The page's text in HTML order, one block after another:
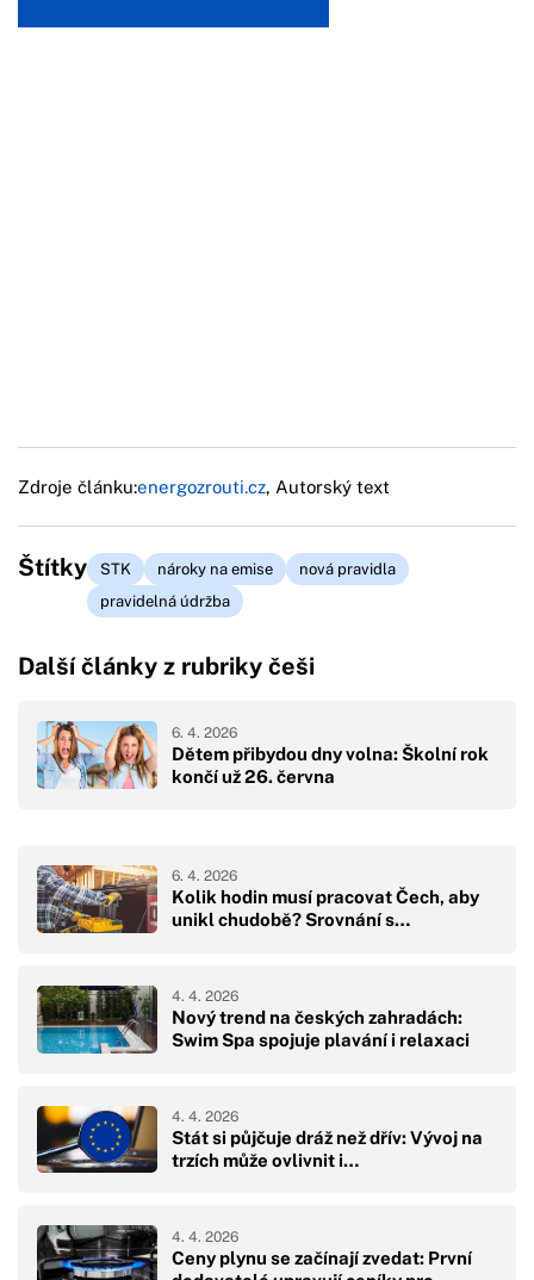
Zdroje článku:energozrouti.cz, Autorský text
Štítky STK nároky na emise
nová pravidla
pravidelná údržba
Další články z rubriky češi
Dětem přibydou dny volna: Školní rok
končí už 26. června
6. 4. 2026
Kolik hodin musí pracovat Čech, aby
unikl chudobě? Srovnání s…
6. 4. 2026
Nový trend na českých zahradách:
Swim Spa spojuje plavání i relaxaci
4. 4. 2026
Stát si půjčuje dráž než dřív: Vývoj na
trzích může ovlivnit i…
4. 4. 2026
Ceny plynu se začínají zvedat: První
4. 4. 2026